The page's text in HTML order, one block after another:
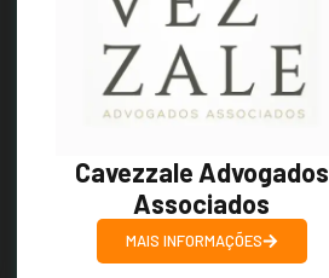
Cavezzale Advogados
Associados
MAIS INFORMAÇÕES